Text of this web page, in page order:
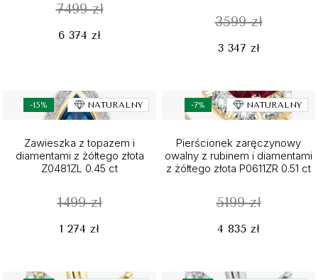
7499 zł
6 374 zł
3599 zł
3 347 zł
-15% NATURALNY
Zawieszka z topazem i
diamentami z żółtego złota
Z0481ZL 0.45 ct
1499 zł
1 274 zł
-7% NATURALNY
Pierścionek zaręczynowy
owalny z rubinem i diamentami
z żółtego złota P0611ZR 0.51 ct
5199 zł
4 835 zł